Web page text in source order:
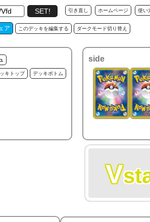
引き直し ホームページ 使い
ア このデッキを編集する ダークモード切り替え
キトップ デッキボトム
side
V